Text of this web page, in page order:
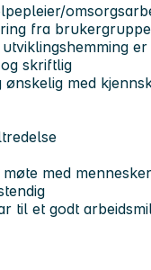
fra
skriftlig
med
med mennesker
til et godt